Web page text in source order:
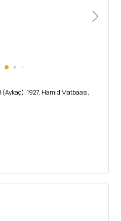
(Aykaç), 1927, Hamid Matbaası,